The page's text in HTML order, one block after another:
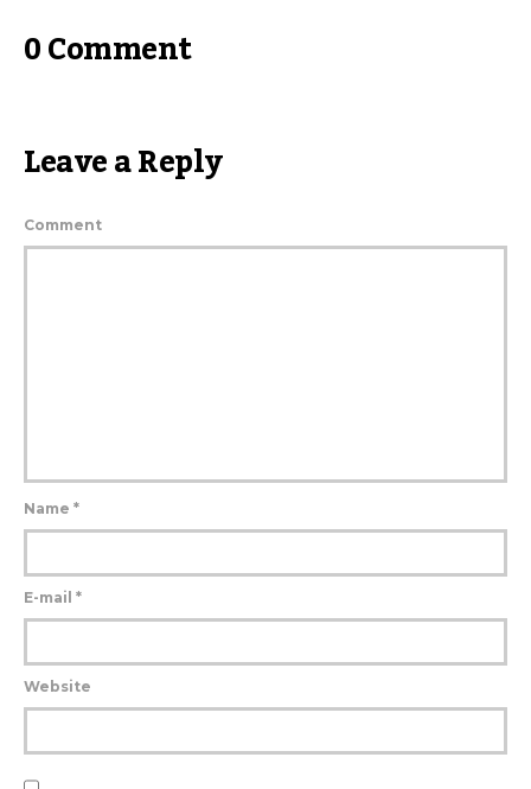
0 Comment
Leave a Reply
Comment
Name *
E-mail *
Website